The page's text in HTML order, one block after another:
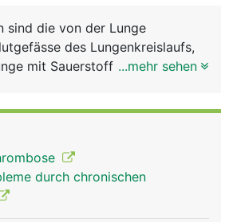
sind die von der Lunge
des Lungenkreislaufs,
mit Sauerstoff angereicherte
Arterien. Das sauerstoffreiche
wird über das Herz in die
gepumpt.
...mehr sehen
durch chronischen